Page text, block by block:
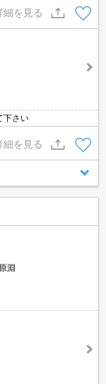
細を見る
下さい
細を見る
淵